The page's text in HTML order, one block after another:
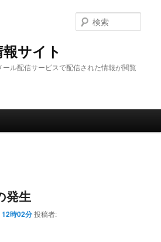
サイト
ール配信サービスで配信された情報が閲覧
索
発生
時02分投稿者: